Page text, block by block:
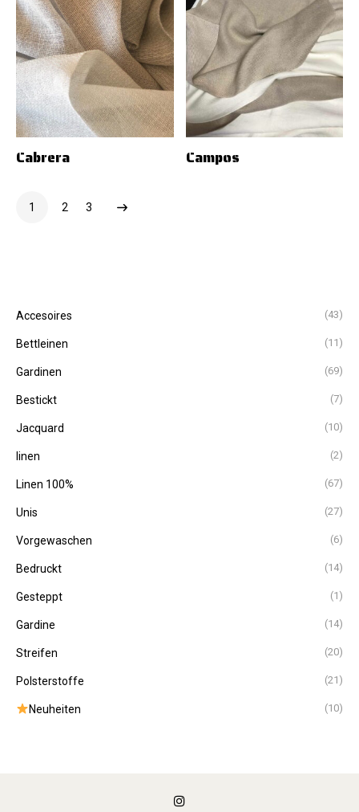
Cabrera Campos
1 2 3
Accesoires (43)
Bettleinen (11)
Gardinen (69)
Bestickt (7)
Jacquard (10)
linen (2)
Linen 100% (67)
Unis (27)
Vorgewaschen (6)
Bedruckt (14)
Gesteppt (1)
Gardine (14)
Streifen (20)
Polsterstoffe (21)
Neuheiten (10)